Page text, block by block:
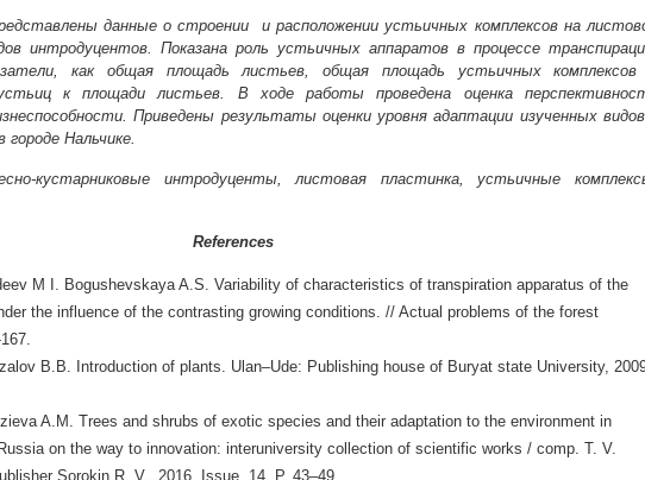
данные о строении и расположении устьичных комплексов на
интродуцентов. Показана роль устьичных аппаратов в процессе
как общая площадь листьев, общая площадь устьичных
к площади листьев. В ходе работы проведена оценка
Приведены результаты оценки уровня адаптации изученных
городе Нальчике.
кустарниковые интродуценты, листовая пластинка, устьичные
References
M I. Bogushevskaya A.S. Variability of characteristics of transpiration apparatus of the
the influence of the contrasting growing conditions. // Actual problems of the forest
B.B. Introduction of plants. Ulan–Ude: Publishing house of Buryat state University,
A.M. Trees and shrubs of exotic species and their adaptation to the environment in
on the way to innovation: interuniversity collection of scientific works / comp. T. V.
Sorokin R. V., 2016. Issue. 14. Р. 43–49.